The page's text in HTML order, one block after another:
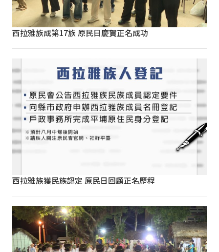
西拉雅族成第17族 原民日慶賀正名成功
西拉雅族獲民族認定 原民日回顧正名歷程